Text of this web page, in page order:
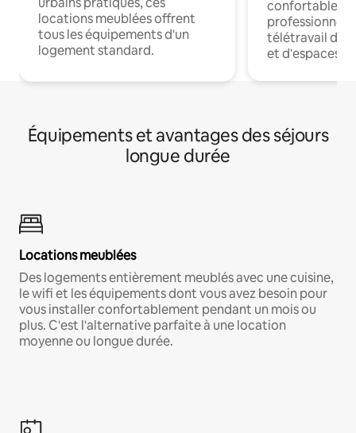
locations meublées offrent
tous les équipements d'un
logement standard.
confortables
professionnels
télétravail
et d'espaces
Équipements et avantages des séjours
longue durée
Locations meublées
Des logements entièrement meublés avec une cuisine,
le wifi et les équipements dont vous avez besoin pour
vous installer confortablement pendant un mois ou
plus. C'est l'alternative parfaite à une location
moyenne ou longue durée.